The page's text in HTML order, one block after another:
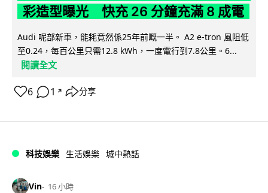
彩造型曝光 快充 26 分鐘充滿 8 成電
Audi 呢部新車，能耗竟然係25年前嘅一半。 A2 e-tron 風阻低
至0.24，每百公里只需12.8 kWh，一度電行到7.8公里。6...
閱讀全文
6 1 ↗ 分享
科技娛樂 生活娛樂 城中熱話
Vin 16 小時